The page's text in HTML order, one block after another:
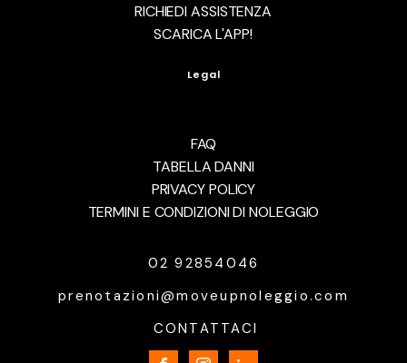
RICHIEDI ASSISTENZA
SCARICA L'APP!
Legal
FAQ
TABELLA DANNI
PRIVACY POLICY
TERMINI E CONDIZIONI DI NOLEGGIO
02 92854046
prenotazioni@moveupnoleggio.com
CONTATTACI